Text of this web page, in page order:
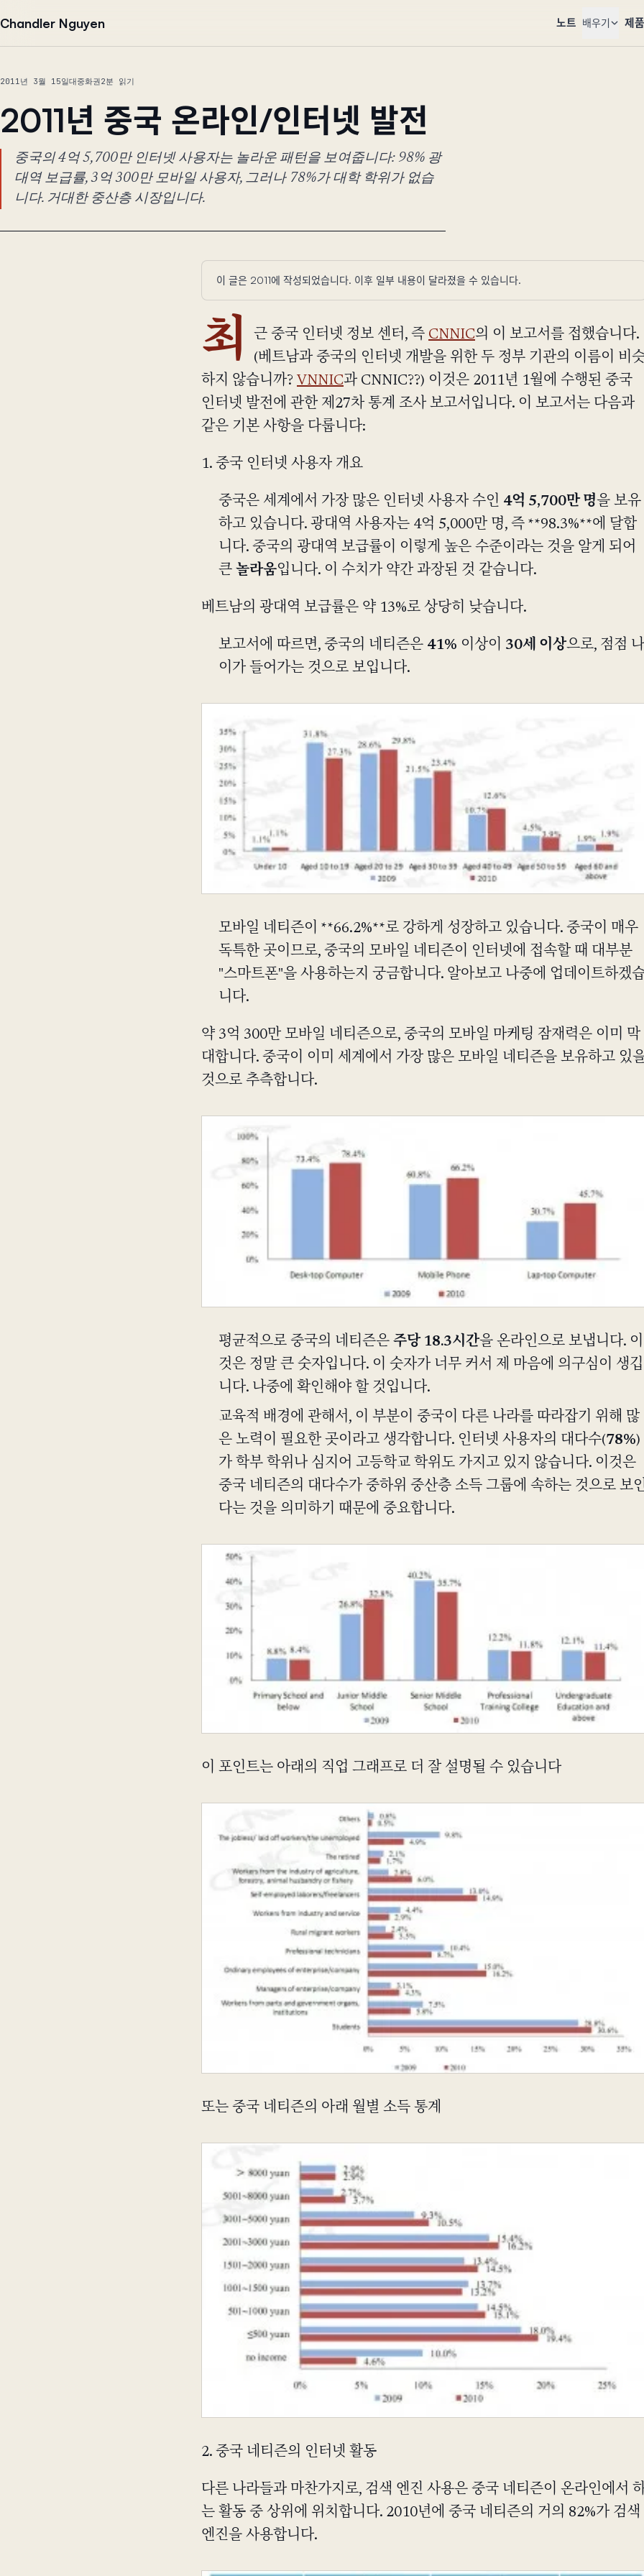
Chandler Nguyen 노트 배우기 제품
2011년 3월 15일대중화권2분 읽기
2011년 중국 온라인/인터넷 발전
중국의 4억 5,700만 인터넷 사용자는 놀라운 패턴을 보여줍니다: 98% 광
대역 보급률, 3억 300만 모바일 사용자, 그러나 78%가 대학 학위가 없습
니다. 거대한 중산층 시장입니다.
이 글은 2011에 작성되었습니다. 이후 일부 내용이 달라졌을 수 있습니다.
최 근 중국 인터넷 정보 센터, 즉 CNNIC의 이 보고서를 접했습니다.
(베트남과 중국의 인터넷 개발을 위한 두 정부 기관의 이름이 비
하지 않습니까? VNNIC과 CNNIC??) 이것은 2011년 1월에 수행된 중국
인터넷 발전에 관한 제27차 통계 조사 보고서입니다. 이 보고서는 다음과
같은 기본 사항을 다룹니다:
1. 중국 인터넷 사용자 개요
중국은 세계에서 가장 많은 인터넷 사용자 수인 4억 5,700만 명을 보유
하고 있습니다. 광대역 사용자는 4억 5,000만 명, 즉 **98.3%**에 달합
니다. 중국의 광대역 보급률이 이렇게 높은 수준이라는 것을 알게 되어
큰 놀라움입니다. 이 수치가 약간 과장된 것 같습니다.
베트남의 광대역 보급률은 약 13%로 상당히 낮습니다.
보고서에 따르면, 중국의 네티즌은 41% 이상이 30세 이상으로, 점점 나
이가 들어가는 것으로 보입니다.
모바일 네티즌이 **66.2%**로 강하게 성장하고 있습니다. 중국이 매우
독특한 곳이므로, 중국의 모바일 네티즌이 인터넷에 접속할 때 대부분
"스마트폰"을 사용하는지 궁금합니다. 알아보고 나중에 업데이트하겠
니다.
약 3억 300만 모바일 네티즌으로, 중국의 모바일 마케팅 잠재력은 이미 막
대합니다. 중국이 이미 세계에서 가장 많은 모바일 네티즌을 보유하고 있
것으로 추측합니다.
평균적으로 중국의 네티즌은 주당 18.3시간을 온라인으로 보냅니다. 이
것은 정말 큰 숫자입니다. 이 숫자가 너무 커서 제 마음에 의구심이 생깁
니다. 나중에 확인해야 할 것입니다.
교육적 배경에 관해서, 이 부분이 중국이 다른 나라를 따라잡기 위해 많
은 노력이 필요한 곳이라고 생각합니다. 인터넷 사용자의 대다수(78%)
가 학부 학위나 심지어 고등학교 학위도 가지고 있지 않습니다. 이것은
중국 네티즌의 대다수가 중하위 중산층 소득 그룹에 속하는 것으로 보
다는 것을 의미하기 때문에 중요합니다.
이 포인트는 아래의 직업 그래프로 더 잘 설명될 수 있습니다
또는 중국 네티즌의 아래 월별 소득 통계
2. 중국 네티즌의 인터넷 활동
다른 나라들과 마찬가지로, 검색 엔진 사용은 중국 네티즌이 온라인에서
는 활동 중 상위에 위치합니다. 2010년에 중국 네티즌의 거의 82%가 검색
엔진을 사용합니다.